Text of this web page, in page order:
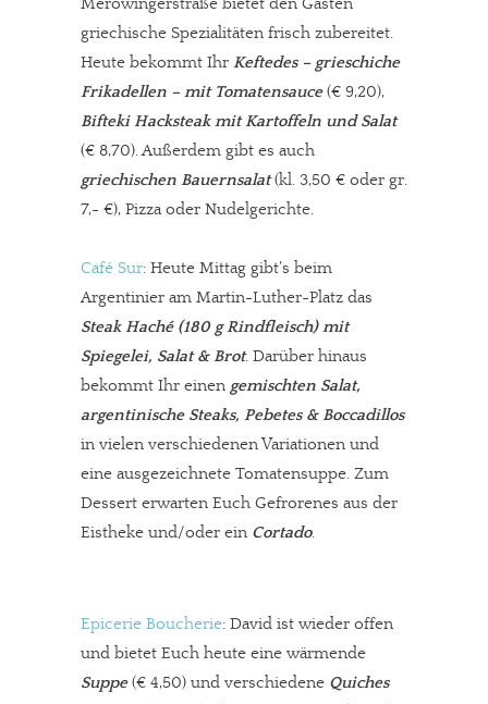
In eigener Sache
meinesuedstadt.de finanziert sich durch Partnerprofile und
Werbung. Beide Einnahmequellen sind in den letzten Monaten
Solltest Du unsere unabhängige Berichterstattung schätzen,
kannst Du uns mit einer kleinen Spende unterstützen.
Paypal - danke@meinesuedstadt.de
JETZT SPENDEN Schon erledigt!
Merowingerstraße bietet den Gästen
griechische Spezialitäten frisch zubereitet.
Heute bekommt Ihr Keftedes – grieschiche
Frikadellen – mit Tomatensauce(€ 9,20),
Bifteki Hacksteak mit Kartoffeln und Salat
(€ 8,70). Außerdem gibt es auch
griechischen Bauernsalat(kl. 3,50 € oder gr.
7,- €), Pizza oder Nudelgerichte.
Café Sur: Heute Mittag gibt’s beim
Argentinier am Martin-Luther-Platz das
Steak Haché (180 g Rindfleisch) mit
Spiegelei, Salat & Brot. Darüber hinaus
bekommt Ihr einen gemischten Salat,
argentinische Steaks, Pebetes & Boccadillos
in vielen verschiedenen Variationen und
eine ausgezeichnete Tomatensuppe. Zum
Dessert erwarten Euch Gefrorenes aus der
Eistheke und/oder ein Cortado.
Epicerie Boucherie: David ist wieder offen
und bietet Euch heute eine wärmende
Suppe(€ 4,50) und verschiedene Quiches